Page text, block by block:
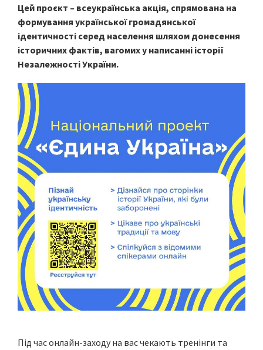
Цей проєкт – всеукраїнська акція, спрямована на
формування української громадянської
ідентичності серед населення шляхом донесення
історичних фактів, вагомих у написанні історії
Незалежності України.
Під час онлайн-заходу на вас чекають тренінги та